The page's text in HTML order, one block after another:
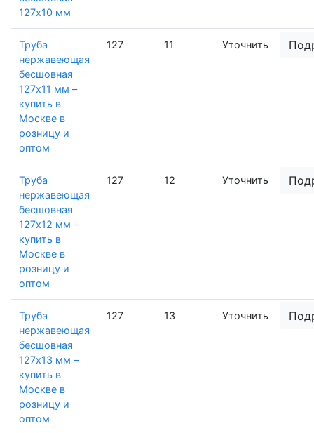
127х10 мм
Труба
нержавеющая
бесшовная
127х11 мм –
купить в
Москве в
розницу и
оптом
127 11 Уточнить
Труба
нержавеющая
бесшовная
127х12 мм –
купить в
Москве в
розницу и
оптом
127 12 Уточнить
Труба
нержавеющая
бесшовная
127х13 мм –
купить в
Москве в
розницу и
оптом
127 13 Уточнить